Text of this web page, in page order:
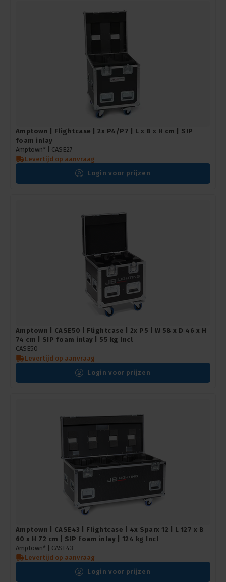
Amptown | Flightcase | 2x P4/P7 | L x B x H cm | SIP
foam inlay
Amptown* | CASE27
Levertijd op aanvraag
Login voor prijzen
Amptown | CASE50 | Flightcase | 2x P5 | W 58 x D 46 x H
74 cm | SIP foam inlay | 55 kg Incl
CASE50
Levertijd op aanvraag
Login voor prijzen
Amptown | CASE43 | Flightcase | 4x Sparx 12 | L 127 x B
60 x H 72 cm | SIP foam inlay | 124 kg Incl
Amptown* | CASE43
Levertijd op aanvraag
Login voor prijzen